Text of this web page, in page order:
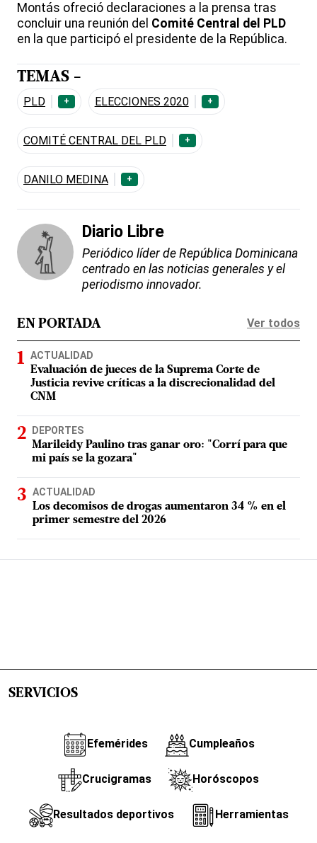
Montás ofreció declaraciones a la prensa tras
concluir una reunión del Comité Central del PLD
en la que participó el presidente de la República.
TEMAS -
PLD + ELECCIONES 2020 +
COMITÉ CENTRAL DEL PLD +
DANILO MEDINA +
Diario Libre
Periódico líder de República Dominicana
centrado en las noticias generales y el
periodismo innovador.
EN PORTADA Ver todos
ACTUALIDAD
Evaluación de jueces de la Suprema Corte de
Justicia revive críticas a la discrecionalidad del
CNM
DEPORTES
Marileidy Paulino tras ganar oro: "Corrí para que
mi país se la gozara"
ACTUALIDAD
Los decomisos de drogas aumentaron 34 % en el
primer semestre del 2026
SERVICIOS
Efemérides Cumpleaños
Crucigramas Horóscopos
Resultados deportivos Herramientas